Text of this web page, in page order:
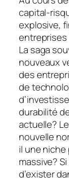
capital-
explosive,
entreprises
La saga
nouveaux
des
de
durabilité
actuelle?
nouvelle
il une
massive?
d’exister